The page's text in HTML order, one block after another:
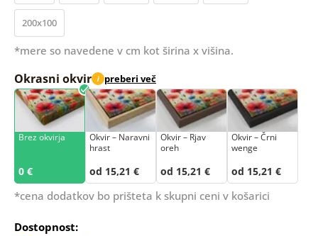
200x100
*mere so navedene v cm kot širina x višina.
Okrasni okvir i preberi več
Brez okvirja
0 €
Okvir – Naravni
hrast
od 15,21 €
Okvir – Rjav
oreh
od 15,21 €
Okvir – Črni
wenge
od 15,21 €
*cena dodatkov bo prišteta k skupni ceni v košarici
Dostopnost: